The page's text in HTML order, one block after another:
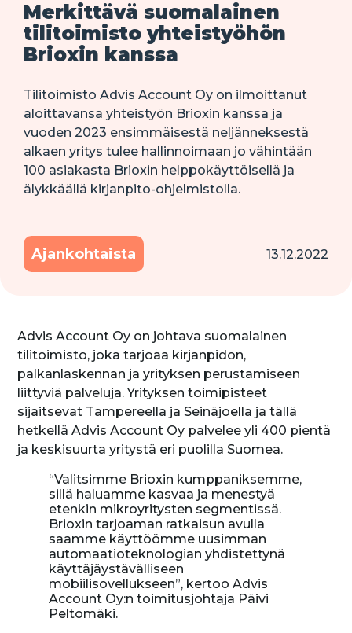
Merkittävä suomalainen
tilitoimisto yhteistyöhön
Brioxin kanssa
Tilitoimisto Advis Account Oy on ilmoittanut
aloittavansa yhteistyön Brioxin kanssa ja
vuoden 2023 ensimmäisestä neljänneksestä
alkaen yritys tulee hallinnoimaan jo vähintään
100 asiakasta Brioxin helppokäyttöisellä ja
älykkäällä kirjanpito-ohjelmistolla.
Ajankohtaista 13.12.2022
Advis Account Oy on johtava suomalainen
tilitoimisto, joka tarjoaa kirjanpidon,
palkanlaskennan ja yrityksen perustamiseen
liittyviä palveluja. Yrityksen toimipisteet
sijaitsevat Tampereella ja Seinäjoella ja tällä
hetkellä Advis Account Oy palvelee yli 400 pientä
ja keskisuurta yritystä eri puolilla Suomea.
“Valitsimme Brioxin kumppaniksemme,
sillä haluamme kasvaa ja menestyä
etenkin mikroyritysten segmentissä.
Brioxin tarjoaman ratkaisun avulla
saamme käyttöömme uusimman
automaatioteknologian yhdistettynä
käyttäjäystävälliseen
mobiilisovellukseen”, kertoo Advis
Account Oy:n toimitusjohtaja Päivi
Peltomäki.